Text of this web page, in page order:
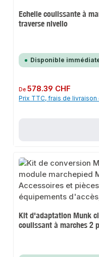
Echelle coulissante à
traverse nivello
Disponible
Prix régulier :
De578.39 CHF
Prix TTC, frais de livraison
Kit d'adaptation Munk
coulissant à marches 2